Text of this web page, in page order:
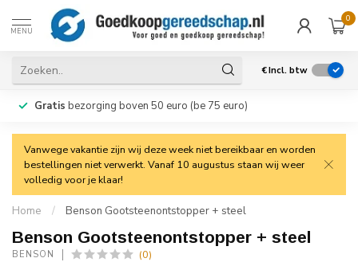
MENU
0
€Incl. btw
Gratis bezorging boven 50 euro (be 75 euro)
Vanwege vakantie zijn wij deze week niet bereikbaar en worden
bestellingen niet verwerkt. Vanaf 10 augustus staan wij weer
volledig voor je klaar!
Home / Benson Gootsteenontstopper + steel
Benson Gootsteenontstopper + steel
BENSON (0)